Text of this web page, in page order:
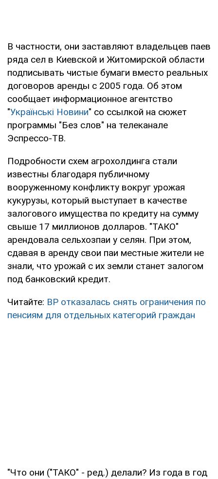
В частности, они заставляют владельцев паев
ряда сел в Киевской и Житомирской области
подписывать чистые бумаги вместо реальных
договоров аренды с 2005 года. Об этом
сообщает информационное агентство
"Українські Новини" со ссылкой на сюжет
программы "Без слов" на телеканале
Эспрессо-ТВ.
Подробности схем агрохолдинга стали
известны благодаря публичному
вооруженному конфликту вокруг урожая
кукурузы, который выступает в качестве
залогового имущества по кредиту на сумму
свыше 17 миллионов долларов. "ТАКО"
арендовала сельхозпаи у селян. При этом,
сдавая в аренду свои паи местные жители не
знали, что урожай с их земли станет залогом
под банковский кредит.
Читайте: ВР отказалась снять ограничения по
пенсиям для отдельных категорий граждан
"Что они ("ТАКО" - ред.) делали? Из года в год